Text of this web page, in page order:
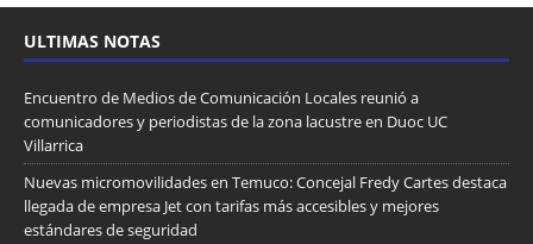
ULTIMAS NOTAS
Encuentro de Medios de Comunicación Locales reunió a
comunicadores y periodistas de la zona lacustre en Duoc UC
Villarrica
Nuevas micromovilidades en Temuco: Concejal Fredy Cartes destaca
llegada de empresa Jet con tarifas más accesibles y mejores
estándares de seguridad